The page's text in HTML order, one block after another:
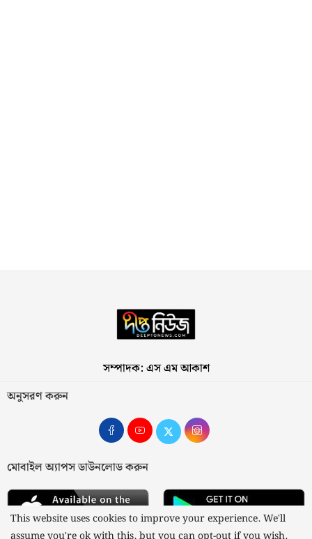
সম্পাদক: এস এম আকাশ
অনুসরণ করুন
মোবাইল অ্যাপস ডাউনলোড করুন
This website uses cookies to improve your experience. We'll